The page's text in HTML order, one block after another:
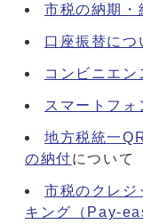
市税の納期・
口座振替につ
コンビニエ
スマートフォ
地方税統一
の納付について
市税のクレジ
キング（Pay-